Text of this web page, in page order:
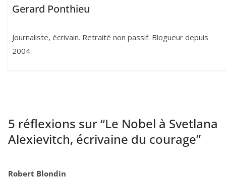
Gerard Ponthieu
Journaliste, écrivain. Retraité non passif. Blogueur depuis
2004.
5 réflexions sur “Le Nobel à Svetlana
Alexievitch, écrivaine du courage”
Robert Blondin